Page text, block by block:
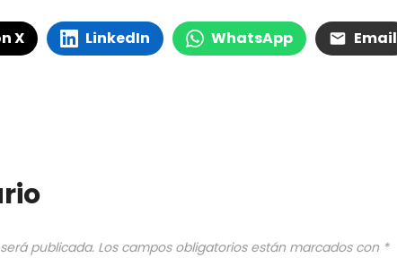
X LinkedIn WhatsApp Email
publicada. Los campos obligatorios están marcados con *